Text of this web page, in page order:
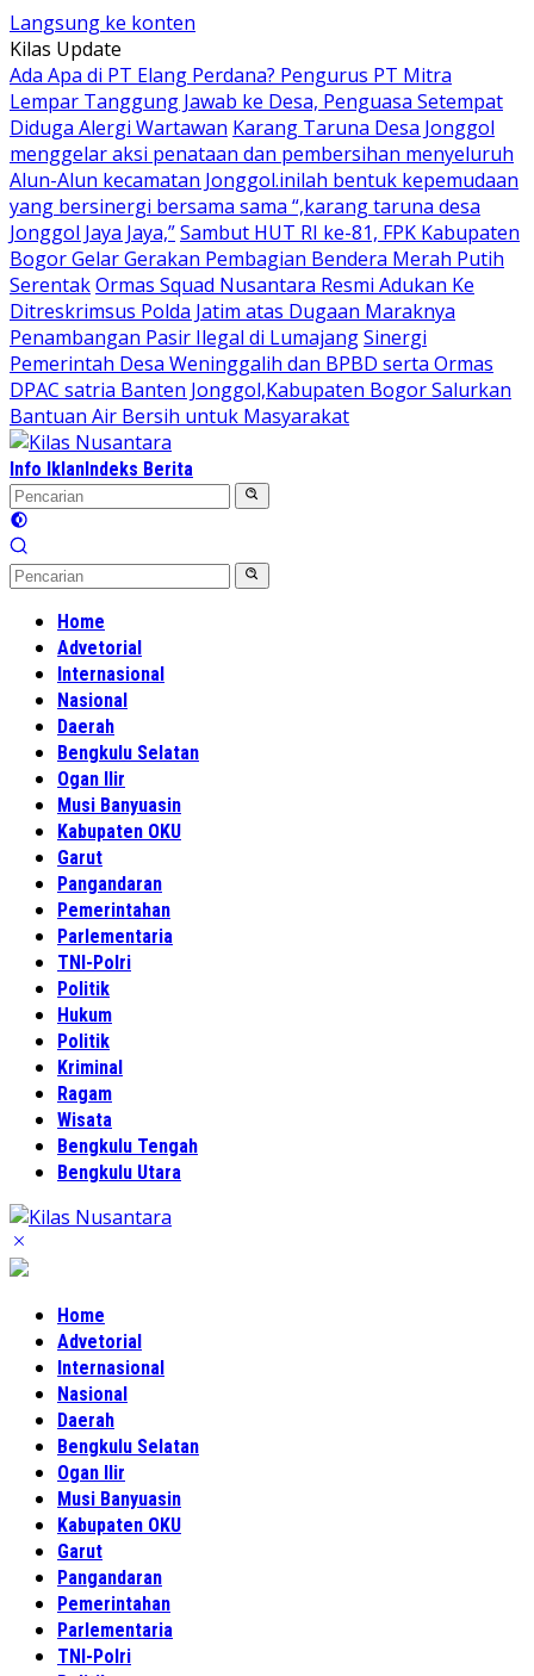
Langsung ke konten
Kilas Update
Ada Apa di PT Elang Perdana? Pengurus PT Mitra
Lempar Tanggung Jawab ke Desa, Penguasa Setempat
Diduga Alergi Wartawan Karang Taruna Desa Jonggol
menggelar aksi penataan dan pembersihan menyeluruh
Alun-Alun kecamatan Jonggol.inilah bentuk kepemudaan
yang bersinergi bersama sama “,karang taruna desa
Jonggol Jaya Jaya,”Sambut HUT RI ke-81, FPK Kabupaten
Bogor Gelar Gerakan Pembagian Bendera Merah Putih
SerentakOrmas Squad Nusantara Resmi Adukan Ke
Ditreskrimsus Polda Jatim atas Dugaan Maraknya
Penambangan Pasir Ilegal di LumajangSinergi
Pemerintah Desa Weninggalih dan BPBD serta Ormas
DPAC satria Banten Jonggol,Kabupaten Bogor Salurkan
Bantuan Air Bersih untuk Masyarakat
Info IklanIndeks Berita
Home
Advetorial
Internasional
Nasional
Daerah
Bengkulu Selatan
Ogan Ilir
Musi Banyuasin
Kabupaten OKU
Garut
Pangandaran
Pemerintahan
Parlementaria
TNI-Polri
Politik
Hukum
Politik
Kriminal
Ragam
Wisata
Bengkulu Tengah
Bengkulu Utara
Home
Advetorial
Internasional
Nasional
Daerah
Bengkulu Selatan
Ogan Ilir
Musi Banyuasin
Kabupaten OKU
Garut
Pangandaran
Pemerintahan
Parlementaria
TNI-Polri